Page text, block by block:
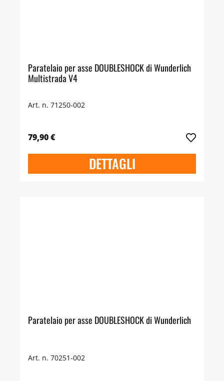
Paratelaio per asse DOUBLESHOCK di Wunderlich
Multistrada V4
Art. n. 71250-002
79,90 €
DETTAGLI
Paratelaio per asse DOUBLESHOCK di Wunderlich
Art. n. 70251-002